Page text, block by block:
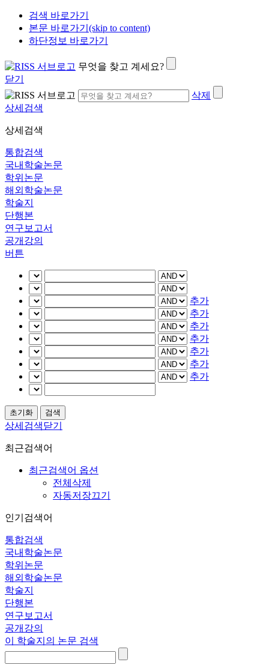
검색 바로가기
본문 바로가기(skip to content)
하단정보 바로가기
무엇을 찾고 계세요?
닫기
삭제
상세검색
상세검색
통합검색
국내학술논문
학위논문
해외학술논문
학술지
단행본
연구보고서
공개강의
버튼
추가
추가
추가
추가
추가
추가
추가
상세검색닫기
최근검색어
최근검색어 옵션
전체삭제
자동저장끄기
인기검색어
통합검색
국내학술논문
학위논문
해외학술논문
학술지
단행본
연구보고서
공개강의
이 학술지의 논문 검색